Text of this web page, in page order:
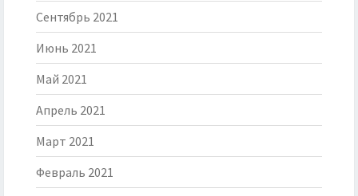
Сентябрь 2021
Июнь 2021
Май 2021
Апрель 2021
Март 2021
Февраль 2021